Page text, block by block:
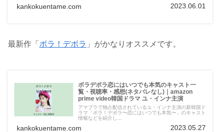
kankokuentame.com 2023.06.01
最新作「 ボラ！デボラ 」がかなりオススメです。
ボラデボラ恋にはいつでも本気のキャスト一
覧・視聴率・感想(ネタバレなし)｜amazon
prime video韓国ドラマ ユ・インナ主演
アマプラで独占配信されているユ・インナ主演の新韓国ド
ラマ「ボラ！デボラ〜恋にはいつでも本気〜」のキャスト
情報などを紹介し...
kankokuentame.com 2023.05.27